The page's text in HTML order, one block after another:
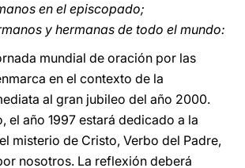
en el episcopado;
y hermanas de todo el mundo:
mundial de oración por las
en el contexto de la
al gran jubileo del año 2000.
el año 1997 estará dedicado a la
misterio de Cristo, Verbo del Padre,
nosotros. La reflexión deberá